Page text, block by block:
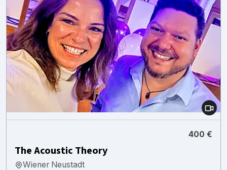
400 €
The Acoustic Theory
Wiener Neustadt